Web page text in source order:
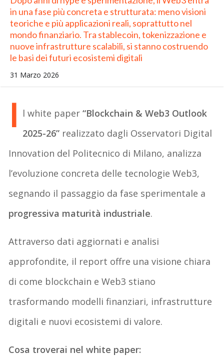
in una fase più concreta e strutturata: meno visioni
teoriche e più applicazioni reali, soprattutto nel
mondo finanziario. Tra stablecoin, tokenizzazione e
nuove infrastrutture scalabili, si stanno costruendo
le basi dei futuri ecosistemi digitali
31 Marzo 2026
I l white paper“Blockchain & Web3 Outlook
2025-26” realizzato dagli Osservatori Digital
Innovation del Politecnico di Milano, analizza
l’evoluzione concreta delle tecnologie Web3,
segnando il passaggio da fase sperimentale a
progressiva maturità industriale.
Attraverso dati aggiornati e analisi
approfondite, il report offre una visione chiara
di come blockchain e Web3 stiano
trasformando modelli finanziari, infrastrutture
digitali e nuovi ecosistemi di valore.
Cosa troverai nel white paper: